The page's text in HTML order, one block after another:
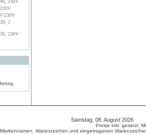
230V
230V
2
230V
Samstag, 08. August 2026
Preise inkl. gesetzl.
Warenzeichen und eingetragenen